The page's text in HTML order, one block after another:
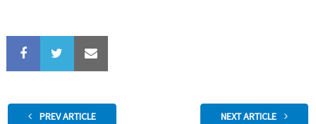
PREV ARTICLE NEXT ARTICLE